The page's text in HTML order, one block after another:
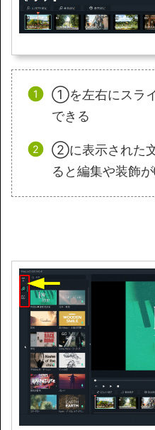
①を左右にスラ
できる
②に表示された
ると編集や装飾